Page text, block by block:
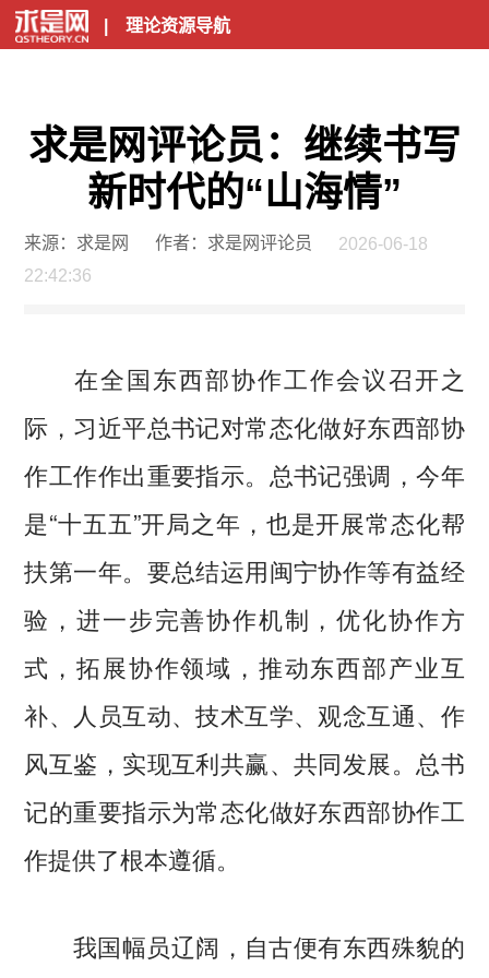
| 理论资源导航
求是网评论员：继续书写
新时代的“山海情”
来源：求是网 作者：求是网评论员
2026-06-18
22:42:36
在全国东西部协作工作会议召开之
际，习近平总书记对常态化做好东西部协
作工作作出重要指示。总书记强调，今年
是“十五五”开局之年，也是开展常态化帮
扶第一年。要总结运用闽宁协作等有益经
验，进一步完善协作机制，优化协作方
式，拓展协作领域，推动东西部产业互
补、人员互动、技术互学、观念互通、作
风互鉴，实现互利共赢、共同发展。总书
记的重要指示为常态化做好东西部协作工
作提供了根本遵循。
我国幅员辽阔，自古便有东西殊貌的